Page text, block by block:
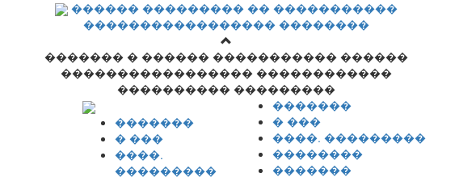
������ ��������� �� �����������
����������������� ��������
������� � ������ ����������� ������
����������������� ������������
���������� ���������
�������
� ���
����.
���������
�������
� ���
����. ���������
��������
�������